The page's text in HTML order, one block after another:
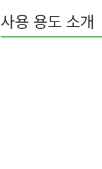
사용 용도 소개